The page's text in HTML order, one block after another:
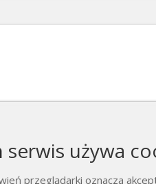
serwis używa
przeglądarki oznacza